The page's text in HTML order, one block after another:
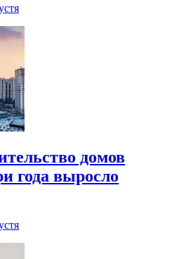
домов
года выросло